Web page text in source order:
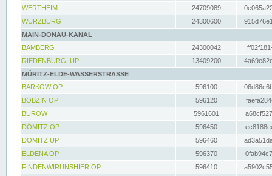
WERTHEIM
24709089
WÜRZBURG
24300600
MAIN-DONAU-KANAL
BAMBERG
24300042
RIEDENBURG_UP
13409200
MÜRITZ-ELDE-WASSERSTRASSE
BARKOW OP
596100
BOBZIN OP
596120
BUROW
5961601
DÖMITZ OP
596450
DÖMITZ UP
596460
ELDENA OP
596370
FINDENWIRUNSHIER OP
596410